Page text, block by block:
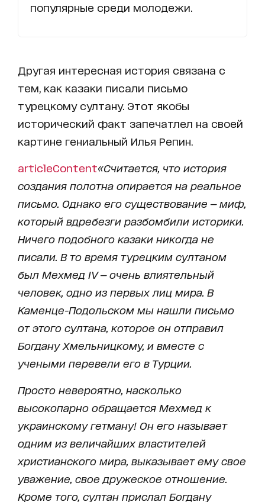
популярные среди молодежи.
Другая интересная история связана с
тем, как казаки писали письмо
турецкому султану. Этот якобы
исторический факт запечатлел на своей
картине гениальный Илья Репин.
articleContent«Считается, что история
создания полотна опирается на реальное
письмо. Однако его существование — миф,
который вдребезги разбомбили историки.
Ничего подобного казаки никогда не
писали. В то время турецким султаном
был Мехмед IV — очень влиятельный
человек, одно из первых лиц мира. В
Каменце-Подольском мы нашли письмо
от этого султана, которое он отправил
Богдану Хмельницкому, и вместе с
учеными перевели его в Турции.
Просто невероятно, насколько
высокопарно обращается Мехмед к
украинскому гетману! Он его называет
одним из величайших властителей
христианского мира, выказывает ему свое
уважение, свое дружеское отношение.
Кроме того, султан прислал Богдану